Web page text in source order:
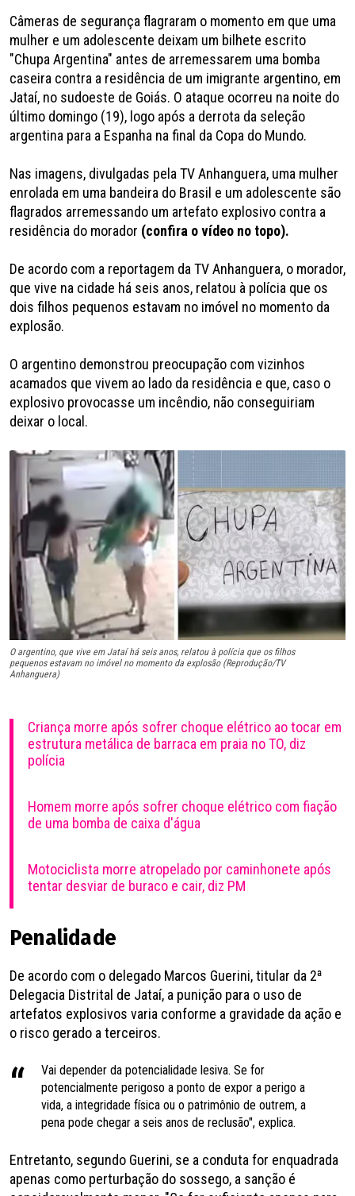
Câmeras de segurança flagraram o momento em que uma
mulher e um adolescente deixam um bilhete escrito
"Chupa Argentina" antes de arremessarem uma bomba
caseira contra a residência de um imigrante argentino, em
Jataí, no sudoeste de Goiás. O ataque ocorreu na noite do
último domingo (19), logo após a derrota da seleção
argentina para a Espanha na final da Copa do Mundo.
Nas imagens, divulgadas pela TV Anhanguera, uma mulher
enrolada em uma bandeira do Brasil e um adolescente são
flagrados arremessando um artefato explosivo contra a
residência do morador (confira o vídeo no topo).
De acordo com a reportagem da TV Anhanguera, o morador,
que vive na cidade há seis anos, relatou à polícia que os
dois filhos pequenos estavam no imóvel no momento da
explosão.
O argentino demonstrou preocupação com vizinhos
acamados que vivem ao lado da residência e que, caso o
explosivo provocasse um incêndio, não conseguiriam
deixar o local.
O argentino, que vive em Jataí há seis anos, relatou à polícia que os filhos
pequenos estavam no imóvel no momento da explosão (Reprodução/TV
Anhanguera)
Criança morre após sofrer choque elétrico ao tocar em
estrutura metálica de barraca em praia no TO, diz
polícia
Homem morre após sofrer choque elétrico com fiação
de uma bomba de caixa d'água
Motociclista morre atropelado por caminhonete após
tentar desviar de buraco e cair, diz PM
Penalidade
De acordo com o delegado Marcos Guerini, titular da 2ª
Delegacia Distrital de Jataí, a punição para o uso de
artefatos explosivos varia conforme a gravidade da ação e
o risco gerado a terceiros.
Vai depender da potencialidade lesiva. Se for
potencialmente perigoso a ponto de expor a perigo a
vida, a integridade física ou o patrimônio de outrem, a
pena pode chegar a seis anos de reclusão", explica.
Entretanto, segundo Guerini, se a conduta for enquadrada
apenas como perturbação do sossego, a sanção é